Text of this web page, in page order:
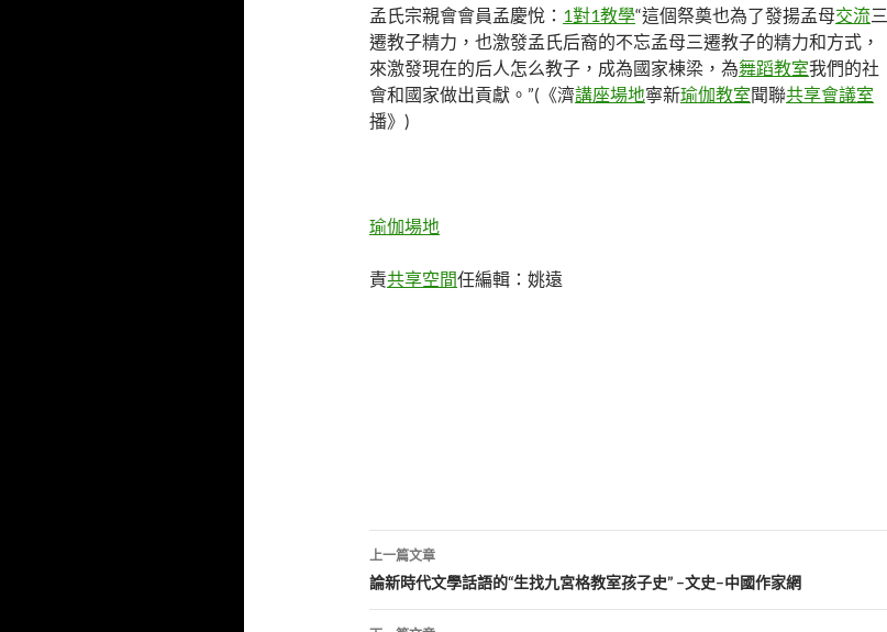
孟氏宗親會會員孟慶悅： 1對1教學“這個祭奠也為了發揚孟母交流三
遷教子精力，也激發孟氏后裔的不忘孟母三遷教子的精力和方式，
來激發現在的后人怎么教子，成為國家棟梁，為舞蹈教室我們的社
會和國家做出貢獻。”(《濟講座場地寧新瑜伽教室聞聯共享會議室
播》)
瑜伽場地
責共享空間任編輯：姚遠
文
章
導
上一篇文章
論新時代文學話語的“生找九宮格教室孩子史” –文史–中國作家網